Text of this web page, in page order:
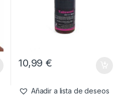
10,99€
Añadir a lista de deseos